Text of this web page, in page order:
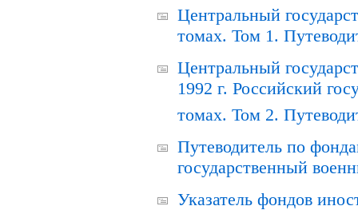
Центральный
томах. Том 1.
Центральный
1992 г. Российский
томах. Том 2.
Путеводитель по
государственный
Указатель фондов